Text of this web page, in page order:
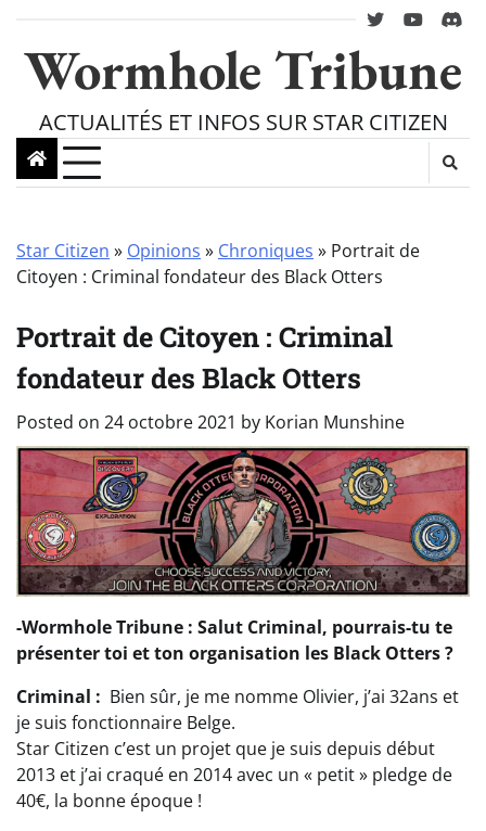
content
twitteryoutube
Wormhole Tribune
ACTUALITÉS ET INFOS SUR STAR CITIZEN
Star Citizen » Opinions » Chroniques » Portrait de
Citoyen : Criminal fondateur des Black Otters
Portrait de Citoyen : Criminal
fondateur des Black Otters
Posted on 24 octobre 2021 by Korian Munshine
-Wormhole Tribune : Salut Criminal, pourrais-tu te
présenter toi et ton organisation les Black Otters ?
Criminal : Bien sûr, je me nomme Olivier, j’ai 32ans et
je suis fonctionnaire Belge.
Star Citizen c’est un projet que je suis depuis début
2013 et j’ai craqué en 2014 avec un « petit » pledge de
40€, la bonne époque !